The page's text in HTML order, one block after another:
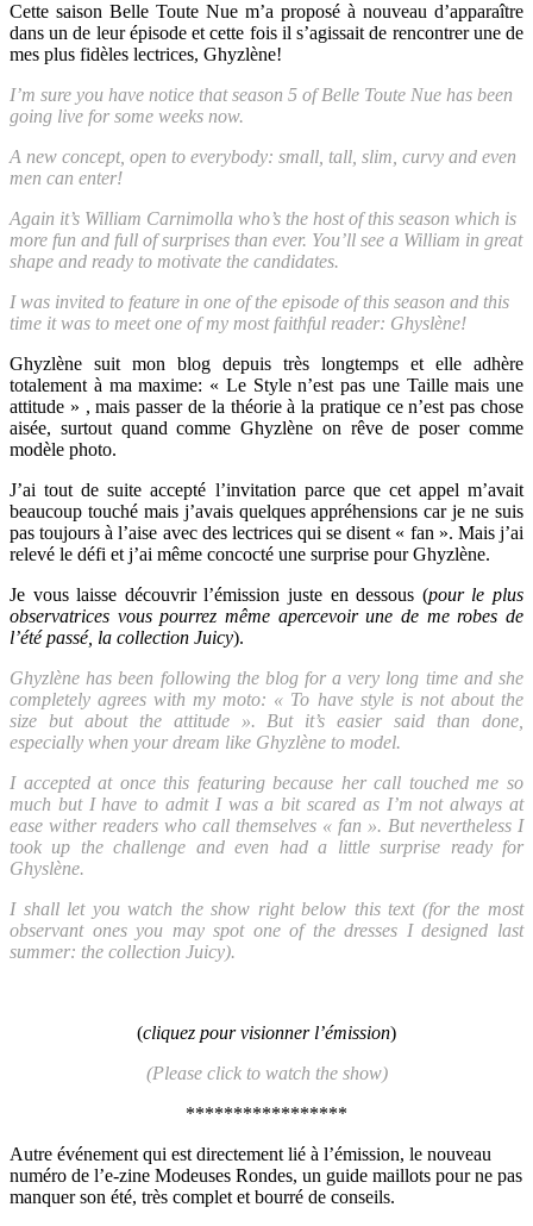
Cette saison Belle Toute Nue m’a proposé à nouveau d’apparaître
dans un de leur épisode et cette fois il s’agissait de rencontrer une de
mes plus fidèles lectrices, Ghyzlène!
I’m sure you have notice that season 5 of Belle Toute Nue has been
going live for some weeks now.
A new concept, open to everybody: small, tall, slim, curvy and even
men can enter!
Again it’s William Carnimolla who’s the host of this season which is
more fun and full of surprises than ever. You’ll see a William in great
shape and ready to motivate the candidates.
I was invited to feature in one of the episode of this season and this
time it was to meet one of my most faithful reader: Ghyslène!
Ghyzlène suit mon blog depuis très longtemps et elle adhère
totalement à ma maxime: « Le Style n’est pas une Taille mais une
attitude » , mais passer de la théorie à la pratique ce n’est pas chose
aisée, surtout quand comme Ghyzlène on rêve de poser comme
modèle photo.
J’ai tout de suite accepté l’invitation parce que cet appel m’avait
beaucoup touché mais j’avais quelques appréhensions car je ne suis
pas toujours à l’aise avec des lectrices qui se disent « fan ». Mais j’ai
relevé le défi et j’ai même concocté une surprise pour Ghyzlène.
Je vous laisse découvrir l’émission juste en dessous (pour le plus
observatrices vous pourrez même apercevoir une de me robes de
l’été passé, la collection Juicy).
Ghyzlène has been following the blog for a very long time and she
completely agrees with my moto: « To have style is not about the
size but about the attitude ». But it’s easier said than done,
especially when your dream like Ghyzlène to model.
I accepted at once this featuring because her call touched me so
much but I have to admit I was a bit scared as I’m not always at
ease wither readers who call themselves « fan ». But nevertheless I
took up the challenge and even had a little surprise ready for
Ghyslène.
I shall let you watch the show right below this text (for the most
observant ones you may spot one of the dresses I designed last
summer: the collection Juicy).
(cliquez pour visionner l’émission)
(Please click to watch the show)
*****************
Autre événement qui est directement lié à l’émission, le nouveau
numéro de l’e-zine Modeuses Rondes, un guide maillots pour ne pas
manquer son été, très complet et bourré de conseils.